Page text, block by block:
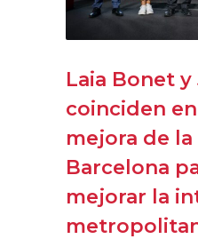
Laia Bonet
coinciden
mejora de
Barcelona
mejorar la